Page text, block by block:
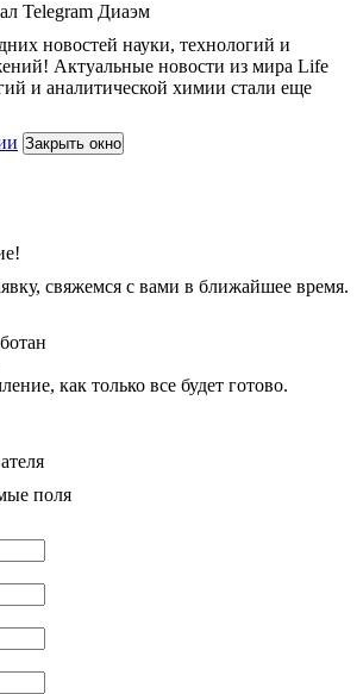
Telegram Диаэм
новостей науки, технологий и
Актуальные новости из мира Life
и аналитической химии стали еще
Закрыть окно
свяжемся с вами в ближайшее время.
как только все будет готово.
поля